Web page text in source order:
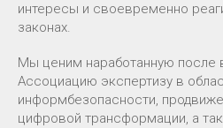
интересы и своевременно
законах.
Мы ценим наработанную после
Ассоциацию экспертизу в
информбезопасности,
цифровой трансформации, а